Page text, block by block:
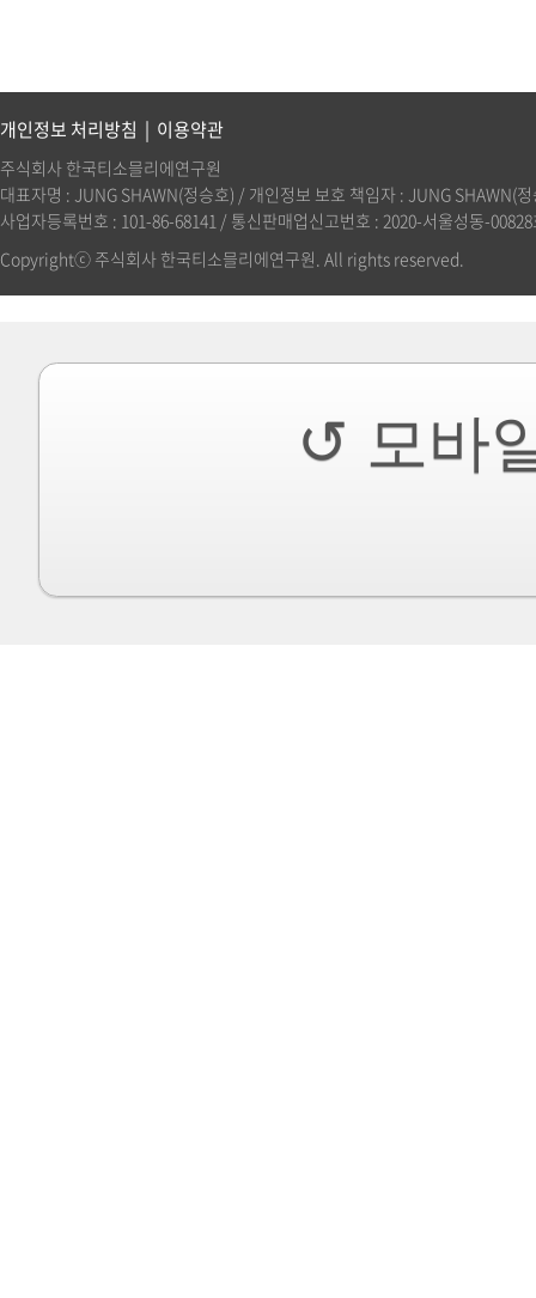
개인정보 처리방침 | 이용약관
주식회사 한국티소믈리에연구원
대표자명 : JUNG SHAWN(정승호) / 개인정보 보호 책임자 : JUNG
사업자등록번호 : 101-86-68141 / 통신판매업신고번호 : 2020-서울성동-
Copyrightⓒ 주식회사 한국티소믈리에연구원. All rights reserved.
↺ 모바